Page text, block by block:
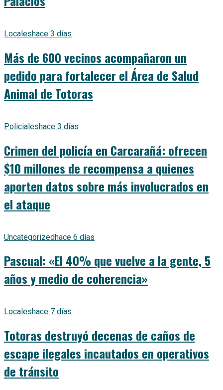
Localeshace 3 días
Más de 600 vecinos acompañaron un
pedido para fortalecer el Área de Salud
Animal de Totoras
Policialeshace 3 días
Crimen del policía en Carcarañá: ofrecen
$10 millones de recompensa a quienes
aporten datos sobre más involucrados en
el ataque
Uncategorizedhace 6 días
Pascual: «El 40% que vuelve a la gente, 5
años y medio de coherencia»
Localeshace 7 días
Totoras destruyó decenas de caños de
escape ilegales incautados en operativos
de tránsito